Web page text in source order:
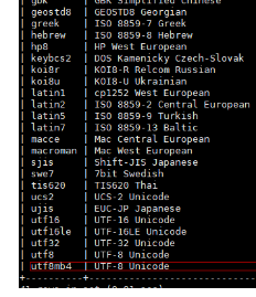
产
品
术
语
更
多
文
档
用